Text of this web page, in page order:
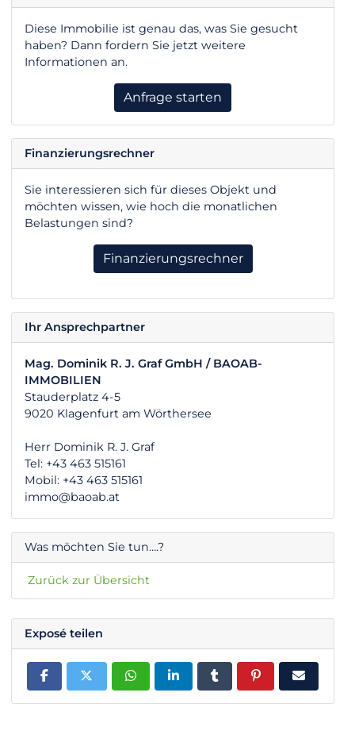
Diese Immobilie ist genau das, was Sie gesucht
haben? Dann fordern Sie jetzt weitere
Informationen an.
Anfrage starten
Finanzierungsrechner
Sie interessieren sich für dieses Objekt und
möchten wissen, wie hoch die monatlichen
Belastungen sind?
Finanzierungsrechner
Ihr Ansprechpartner
Mag. Dominik R. J. Graf GmbH / BAOAB-
IMMOBILIEN
Stauderplatz 4-5
9020 Klagenfurt am Wörthersee
Herr Dominik R. J. Graf
Tel: +43 463 515161
Mobil: +43 463 515161
immo@baoab.at
Was möchten Sie tun….?
Zurück zur Übersicht
Exposé teilen